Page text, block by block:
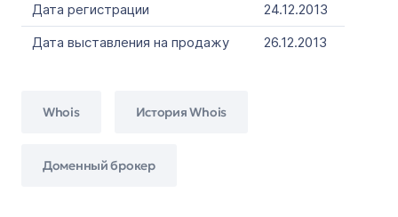
Дата регистрации
24.12.2013
Дата выставления на продажу
26.12.2013
Whois История Whois
Доменный брокер